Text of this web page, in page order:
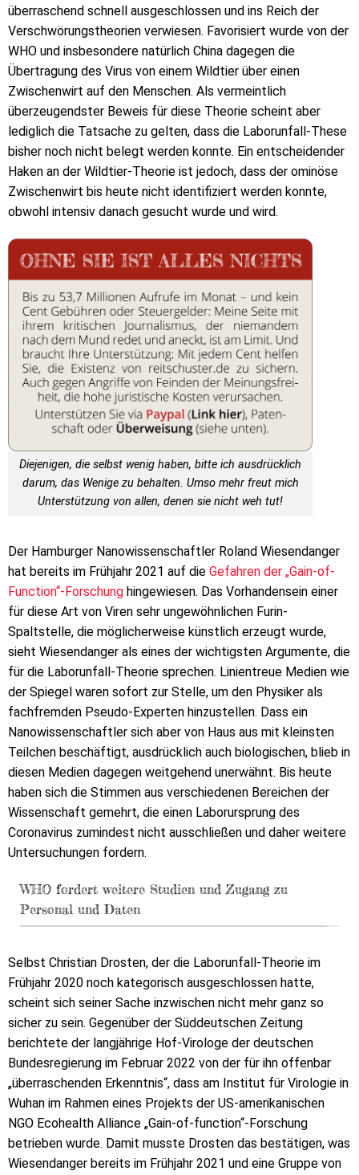
überraschend schnell ausgeschlossen und ins Reich der
Verschwörungstheorien verwiesen. Favorisiert wurde von der
WHO und insbesondere natürlich China dagegen die
Übertragung des Virus von einem Wildtier über einen
Zwischenwirt auf den Menschen. Als vermeintlich
überzeugendster Beweis für diese Theorie scheint aber
lediglich die Tatsache zu gelten, dass die Laborunfall-These
bisher noch nicht belegt werden konnte. Ein entscheidender
Haken an der Wildtier-Theorie ist jedoch, dass der ominöse
Zwischenwirt bis heute nicht identifiziert werden konnte,
obwohl intensiv danach gesucht wurde und wird.
Diejenigen, die selbst wenig haben, bitte ich ausdrücklich
darum, das Wenige zu behalten. Umso mehr freut mich
Unterstützung von allen, denen sie nicht weh tut!
Der Hamburger Nanowissenschaftler Roland Wiesendanger
hat bereits im Frühjahr 2021 auf die Gefahren der „Gain-of-
Function“-Forschung hingewiesen. Das Vorhandensein einer
für diese Art von Viren sehr ungewöhnlichen Furin-
Spaltstelle, die möglicherweise künstlich erzeugt wurde,
sieht Wiesendanger als eines der wichtigsten Argumente, die
für die Laborunfall-Theorie sprechen. Linientreue Medien wie
der Spiegel waren sofort zur Stelle, um den Physiker als
fachfremden Pseudo-Experten hinzustellen. Dass ein
Nanowissenschaftler sich aber von Haus aus mit kleinsten
Teilchen beschäftigt, ausdrücklich auch biologischen, blieb in
diesen Medien dagegen weitgehend unerwähnt. Bis heute
haben sich die Stimmen aus verschiedenen Bereichen der
Wissenschaft gemehrt, die einen Laborursprung des
Coronavirus zumindest nicht ausschließen und daher weitere
Untersuchungen fordern.
WHO fordert weitere Studien und Zugang zu
Personal und Daten
Selbst Christian Drosten, der die Laborunfall-Theorie im
Frühjahr 2020 noch kategorisch ausgeschlossen hatte,
scheint sich seiner Sache inzwischen nicht mehr ganz so
sicher zu sein. Gegenüber der Süddeutschen Zeitung
berichtete der langjährige Hof-Virologe der deutschen
Bundesregierung im Februar 2022 von der für ihn offenbar
„überraschenden Erkenntnis“, dass am Institut für Virologie in
Wuhan im Rahmen eines Projekts der US-amerikanischen
NGO Ecohealth Alliance „Gain-of-function“-Forschung
betrieben wurde. Damit musste Drosten das bestätigen, was
Wiesendanger bereits im Frühjahr 2021 und eine Gruppe von